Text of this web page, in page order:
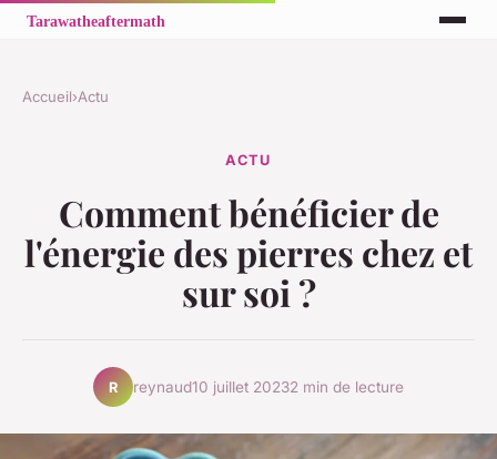
Accueil›Actu
ACTU
Comment bénéficier de
l'énergie des pierres chez et
sur soi ?
R reynaud10 juillet 20232 min de lecture